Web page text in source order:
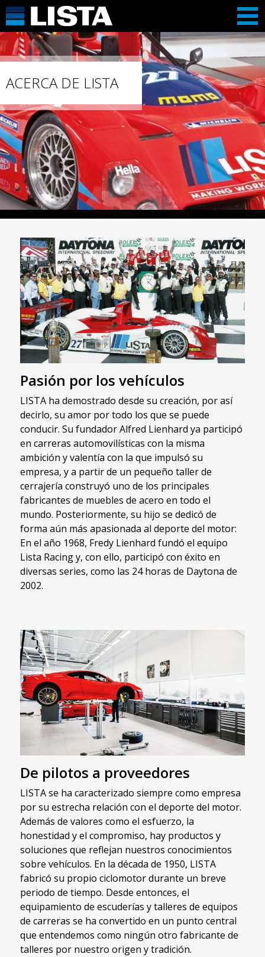
ACERCA DE LISTA
Pasión por los vehículos
LISTA ha demostrado desde su creación, por así
decirlo, su amor por todo los que se puede
conducir. Su fundador Alfred Lienhard ya participó
en carreras automovilísticas con la misma
ambición y valentía con la que impulsó su
empresa, y a partir de un pequeño taller de
cerrajería construyó uno de los principales
fabricantes de muebles de acero en todo el
mundo. Posteriormente, su hijo se dedicó de
forma aún más apasionada al deporte del motor:
En el año 1968, Fredy Lienhard fundó el equipo
Lista Racing y, con ello, participó con éxito en
diversas series, como las 24 horas de Daytona de
2002.
De pilotos a proveedores
LISTA se ha caracterizado siempre como empresa
por su estrecha relación con el deporte del motor.
Además de valores como el esfuerzo, la
honestidad y el compromiso, hay productos y
soluciones que reflejan nuestros conocimientos
sobre vehículos. En la década de 1950, LISTA
fabricó su propio ciclomotor durante un breve
periodo de tiempo. Desde entonces, el
equipamiento de escuderías y talleres de equipos
de carreras se ha convertido en un punto central
que entendemos como ningún otro fabricante de
talleres por nuestro origen y tradición.